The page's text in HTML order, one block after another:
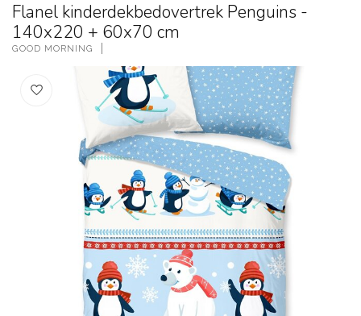
Flanel kinderdekbedovertrek Penguins -
140x220 + 60x70 cm
GOOD MORNING